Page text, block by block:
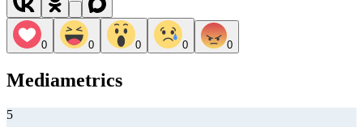
0 0 0 0 0
Mediametrics
5